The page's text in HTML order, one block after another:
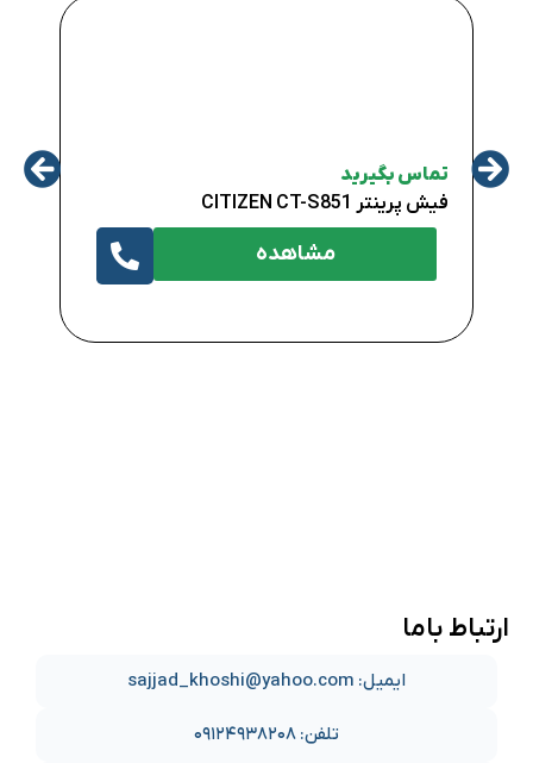
تماس بگیرید
فیش پرینتر CITIZEN CT-S851
مشاهده
ارتباط باما
ایمیل: sajjad_khoshi@yahoo.com
تلفن: ۰۹۱۲۴۹۳۸۲۰۸